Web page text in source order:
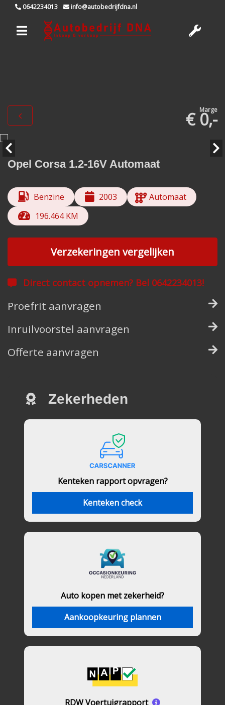
0642234013 info@autobedrijfdna.nl
Marge
€ 0,-
Opel Corsa 1.2-16V Automaat
Benzine 2003
Automaat
196.464 KM
Verzekeringen vergelijken
Direct contact opnemen? Bel 0642234013!
Proefrit aanvragen
Inruilvoorstel aanvragen
Offerte aanvragen
Zekerheden
Kenteken rapport opvragen?
Kenteken check
Auto kopen met zekerheid?
Aankoopkeuring plannen
RDW Voertuigrapport